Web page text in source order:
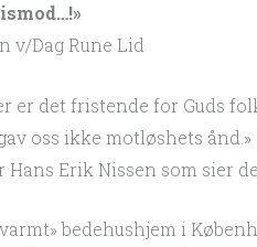
v/Dag Rune Lid
er det fristende for Guds
oss ikke motløshets
Erik Nissen som sier
bedehushjem i